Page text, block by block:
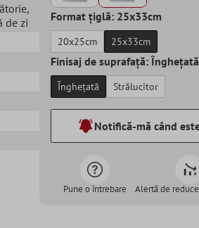
,
de zi
Format țiglă: 25x33cm
20x25cm 25x33cm
Finisaj de suprafață: Înghețată
Înghețată Strălucitor
Notifică-mă când
Pune o întrebare Alertă de